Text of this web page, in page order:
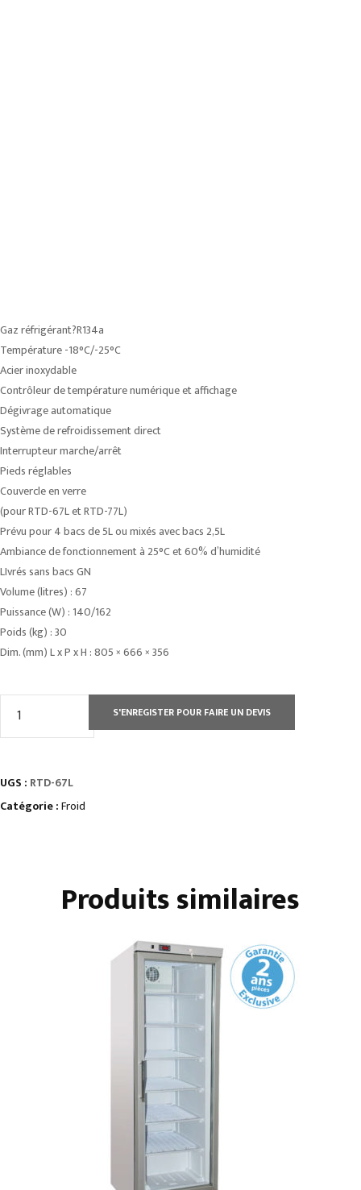
Gaz réfrigérant?R134a
Température -18°C/-25°C
Acier inoxydable
Contrôleur de température numérique et affichage
Dégivrage automatique
Système de refroidissement direct
Interrupteur marche/arrêt
Pieds réglables
Couvercle en verre
(pour RTD-67L et RTD-77L)
Prévu pour 4 bacs de 5L ou mixés avec bacs 2,5L
Ambiance de fonctionnement à 25°C et 60% d’humidité
LIvrés sans bacs GN
Volume (litres) : 67
Puissance (W) : 140/162
Poids (kg) : 30
Dim. (mm) L x P x H : 805 × 666 × 356
CRÈMES
GLACÉESÀ
S'ENREGISTER POUR FAIRE UN DEVIS
UGS : RTD-67L
Catégorie :Froid
Produits similaires